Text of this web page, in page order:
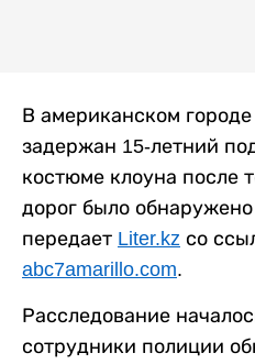
В американском
задержан 15-летний
костюме клоуна после
дорог было обнаружено
передает Liter.kz со
abc7amarillo.com.
Расследование
сотрудники полиции